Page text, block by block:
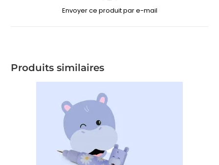
Envoyer ce produit par e-mail
Produits similaires